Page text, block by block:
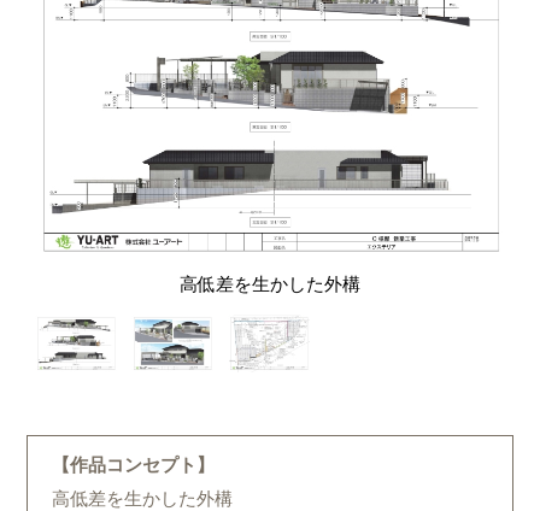
高低差を生かした外構
【作品コンセプト】
高低差を生かした外構